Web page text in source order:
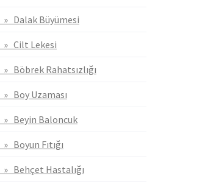
» Dalak Büyümesi
» Cilt Lekesi
» Böbrek Rahatsızlığı
» Boy Uzaması
» Beyin Baloncuk
» Boyun Fıtığı
» Behçet Hastalığı